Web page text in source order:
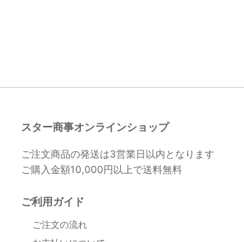
スター商事オンラインショップ
ご注文商品の発送は3営業日以内となります
ご購入金額10,000円以上で送料無料
ご利用ガイド
ご注文の流れ